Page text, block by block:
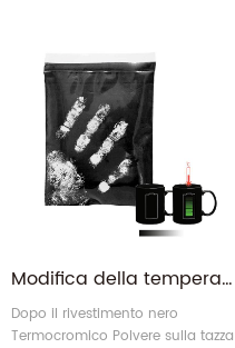
inferiore al valore a punta Può
essere utilizzato per tutti i tipi di
bevande Pacchetto.
Modifica della temperatura resistente al calore Scolorimento completo Termochromic Pigmento per vernice di glassa ceramica
Dopo il rivestimento nero
Termocromico Polvere sulla tazza